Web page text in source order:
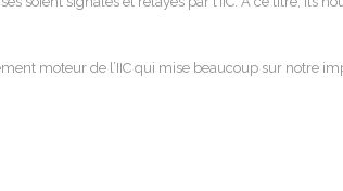
moteur de l’IIC qui mise beaucoup sur notre